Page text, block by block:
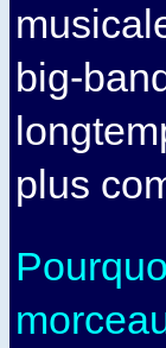
big-
plus